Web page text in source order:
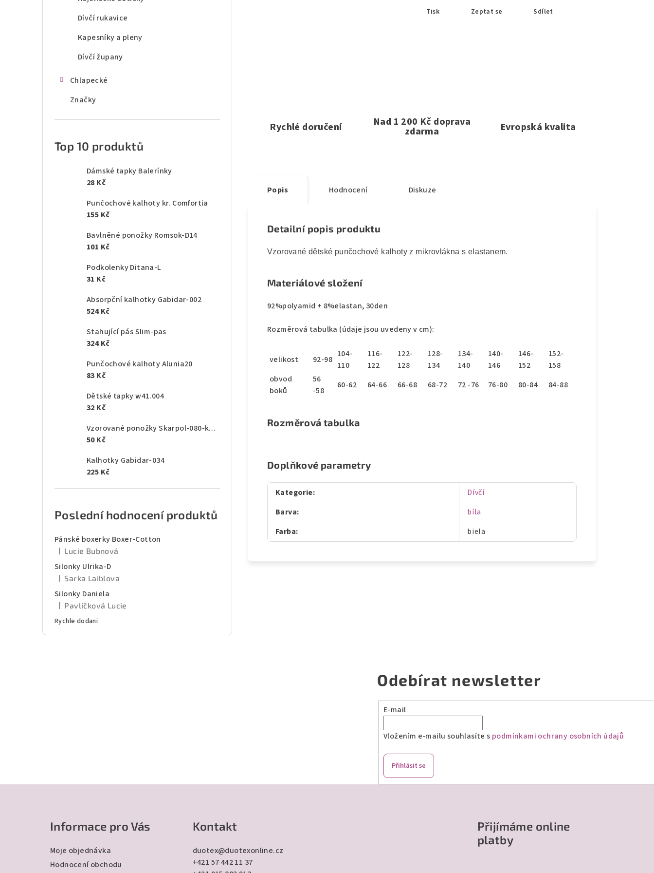
Dívčí rukavice
Kapesníky a pleny
Dívčí župany
Chlapecké
Značky
Top 10 produktů
Dámské ťapky Balerínky
28 Kč
Punčochové kalhoty kr. Comfortia
155 Kč
Bavlněné ponožky Romsok-D14
101 Kč
Podkolenky Ditana-L
31 Kč
Absorpční kalhotky Gabidar-002
524 Kč
Stahující pás Slim-pas
324 Kč
Punčochové kalhoty Alunia20
83 Kč
Dětské ťapky w41.004
32 Kč
Vzorované ponožky Skarpol-080-kaktus
50 Kč
Kalhotky Gabidar-034
225 Kč
Poslední hodnocení produktů
Pánské boxerky Boxer-Cotton
Hodnocení produktu je 5 z 5 hvězdiček.
Lucie Bubnová
Silonky Ulrika-D
Hodnocení produktu je 5 z 5 hvězdiček.
Sarka Laiblova
Silonky Daniela
Hodnocení produktu je 5 z 5 hvězdiček.
Pavlíčková Lucie
Rychle dodani
Tisk Zeptat se Sdílet
Rychlé doručení Nad 1 200 Kč doprava
zdarma Evropská kvalita
Popis Hodnocení Diskuze
Detailní popis produktu
Vzorované dětské punčochové kalhoty z mikrovlákna s elastanem.
Materiálové složení
92%polyamid + 8%elastan, 30den
Rozměrová tabulka (údaje jsou uvedeny v cm):
velikost 92-98
104-
110
116-
122
122-
128
128-
134
134-
140
140-
146
146-
152
152-
158
obvod
boků
56
-58
60-62 64-66 66-68 68-72 72 -76 76-80 80-84 84-88
Rozměrová tabulka
Doplňkové parametry
Kategorie:
Dívčí
Barva:
bíla
Farba: biela
Odebírat newsletter
E-mail
Vložením e-mailu souhlasíte s podmínkami ochrany osobních údajů
Přihlásit se
Informace pro Vás
Moje objednávka
Hodnocení obchodu
Kontakt
duotex@duotexonline.cz
+421 57 442 11 37
Přijímáme online
platby